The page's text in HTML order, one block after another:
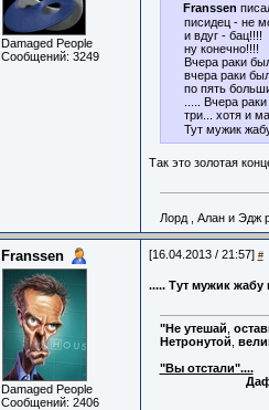
Damaged People
Сообщений: 3249
Franssen
писидец - не
и вдуг - бац!!!!
ну конечно!!!!
Вчера раки
вчера раки
по пять
..... Вчера
три... хотя и
Тут мужик
Так это золотая
Лорд , Алан и Эдж
Franssen
Damaged People
Сообщений: 2406
[16.04.2013 / 21:57] #
..... Тут мужик
"Не утешай
Нетронутой
"Вы отстали"....